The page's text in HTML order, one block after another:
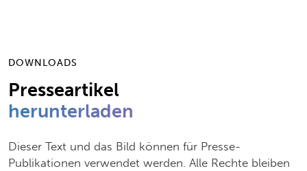
DOWNLOADS
Presseartikel
herunterladen
Dieser Text und das Bild können für Presse-
Publikationen verwendet werden. Alle Rechte bleiben